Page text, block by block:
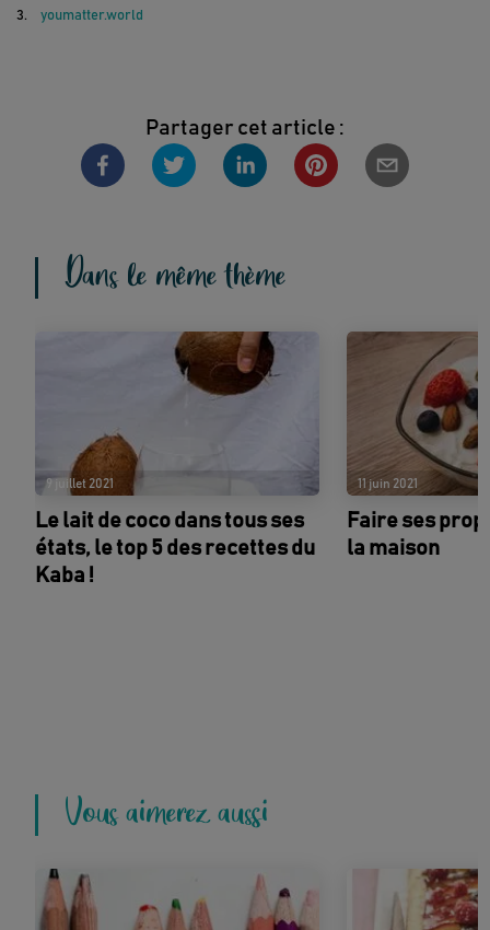
youmatter.world
Partager cet article :
Dans le même thème
9 juillet 2021
Le lait de coco dans tous ses
états, le top 5 des recettes du
Kaba !
11 juin 2021
Faire ses
la maison
Vous aimerez aussi